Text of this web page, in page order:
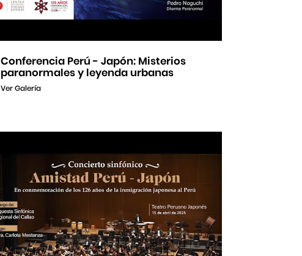
Conferencia Perú - Japón: Misterios
paranormales y leyenda urbanas
Ver Galería